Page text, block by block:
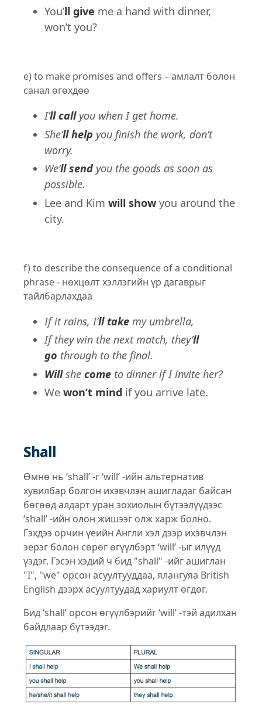
You’ll give me a hand with dinner,
won’t you?
e) to make promises and offers – амлалт болон
санал өгөхдөө
I’ll callyou when I get home.
She’ll help you finish the work, don’t
worry.
We’ll send you the goods as soon as
possible.
Lee and Kim will show you around the
city.
f) to describe the consequence of a conditional
phrase - нөхцөлт хэллэгийн үр дагаврыг
тайлбарлахдаа
If it rains, I’ll take my umbrella,
If they win the next match, they’ll
go through to the final.
Willshe come to dinner if I invite her?
We won’t mind if you arrive late.
Shall
Өмнө нь ‘shall’ -г ‘will’ -ийн альтернатив
хувилбар болгон ихэвчлэн ашигладаг байсан
бөгөөд алдарт уран зохиолын бүтээлүүдээс
‘shall’ -ийн олон жишээг олж харж болно.
Гэхдээ орчин үеийн Aнгли хэл дээр ихэвчлэн
эерэг болон сөрөг өгүүлбэрт ‘will’ -ыг илүүд
үздэг. Гэсэн хэдий ч бид "shall" -ийг ашиглан
"I", "we" орсон асуултууддаа, ялангуяа British
English дээрх асуултуудад хариулт өгдөг.
Бид ‘shall’ орсон өгүүлбэрийг ‘will’ -тэй адилхан
байдлаар бүтээдэг.